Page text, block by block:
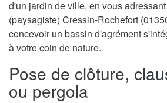
d'un jardin de ville, en vous
(paysagiste) Cressin-Rochefort
concevoir un bassin d'agrément
à votre coin de nature.
Pose de clôture,
ou pergola